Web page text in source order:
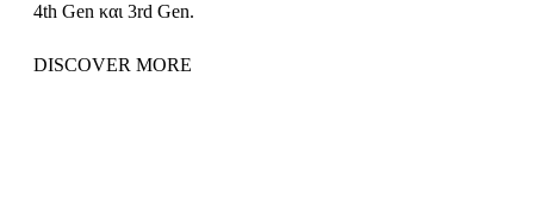
4th Gen και 3rd Gen.
DISCOVER MORE